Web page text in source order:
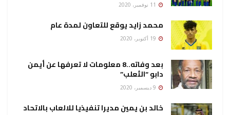
محمد زايد يوقع للتعاون لمدة عام
بعد وفاته..8 معلومات لا تعرفها عن أيمن
دابو “الثعلب”
خالد بن يمين مديرا تنفيذيا للالعاب بالاتحاد